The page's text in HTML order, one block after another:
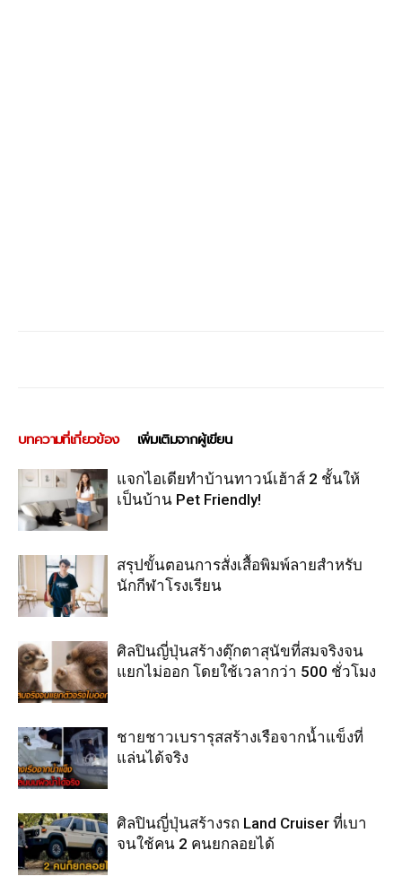
บทความที่เกี่ยวข้อง เพิ่มเติมจากผู้เขียน
แจกไอเดียทำบ้านทาวน์เฮ้าส์ 2 ชั้นให้
เป็นบ้าน Pet Friendly!
สรุปขั้นตอนการสั่งเสื้อพิมพ์ลายสำหรับ
นักกีฬาโรงเรียน
ศิลปินญี่ปุ่นสร้างตุ๊กตาสุนัขที่สมจริงจน
แยกไม่ออก โดยใช้เวลากว่า 500 ชั่วโมง
ชายชาวเบรารุสสร้างเรือจากน้ำแข็งที่
แล่นได้จริง
ศิลปินญี่ปุ่นสร้างรถ Land Cruiser ที่เบา
จนใช้คน 2 คนยกลอยได้